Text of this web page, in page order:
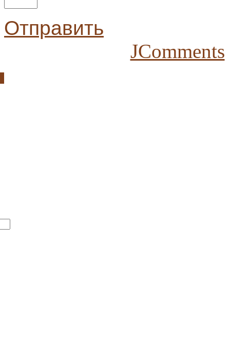
Отправить
JComments